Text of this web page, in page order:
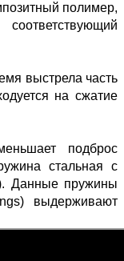
полимер,
выстрела часть
на сжатие
подброс
стальная с
Данные пружины
выдерживают